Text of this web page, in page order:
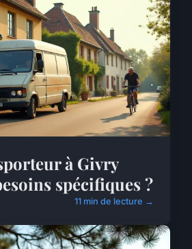
à Givry
spécifiques ?
11 min de lecture →